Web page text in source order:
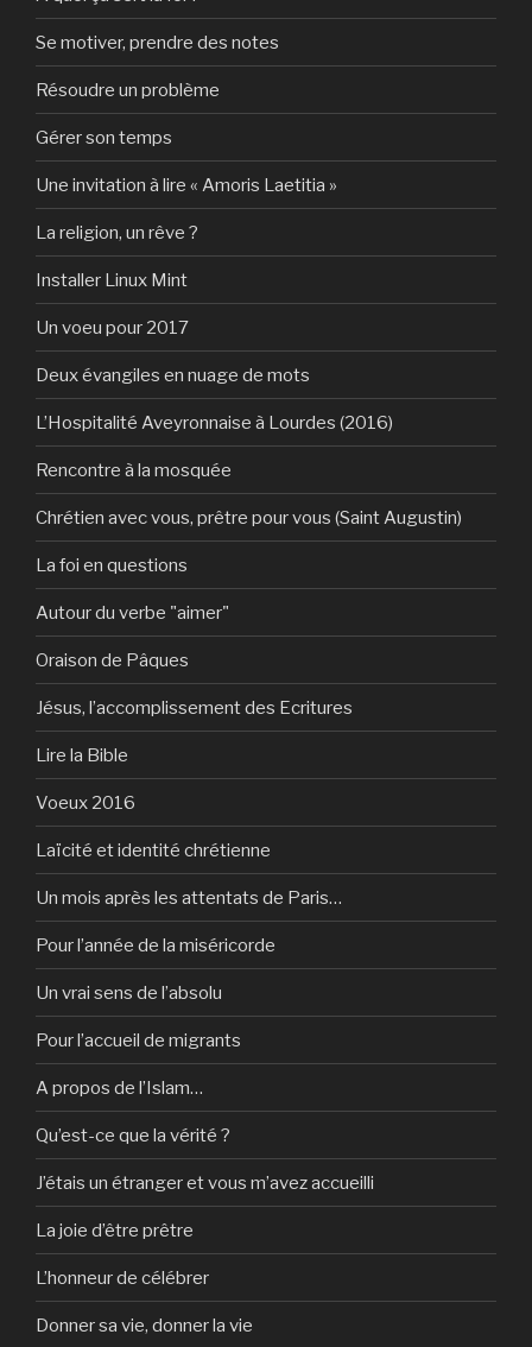
Se motiver, prendre des notes
Résoudre un problème
Gérer son temps
Une invitation à lire « Amoris Laetitia »
La religion, un rêve ?
Installer Linux Mint
Un voeu pour 2017
Deux évangiles en nuage de mots
L’Hospitalité Aveyronnaise à Lourdes (2016)
Rencontre à la mosquée
Chrétien avec vous, prêtre pour vous (Saint Augustin)
La foi en questions
Autour du verbe "aimer"
Oraison de Pâques
Jésus, l’accomplissement des Ecritures
Lire la Bible
Voeux 2016
Laïcité et identité chrétienne
Un mois après les attentats de Paris…
Pour l’année de la miséricorde
Un vrai sens de l’absolu
Pour l’accueil de migrants
A propos de l’Islam…
Qu’est-ce que la vérité ?
J’étais un étranger et vous m’avez accueilli
La joie d’être prêtre
L’honneur de célébrer
Donner sa vie, donner la vie